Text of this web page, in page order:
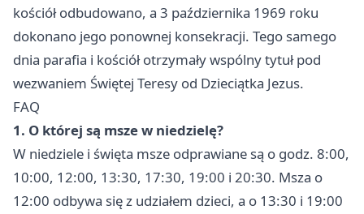
kościół odbudowano, a 3 października 1969 roku
dokonano jego ponownej konsekracji. Tego samego
dnia parafia i kościół otrzymały wspólny tytuł pod
wezwaniem Świętej Teresy od Dzieciątka Jezus.
FAQ
1. O której są msze w niedzielę?
W niedziele i święta msze odprawiane są o godz. 8:00,
10:00, 12:00, 13:30, 17:30, 19:00 i 20:30. Msza o
12:00 odbywa się z udziałem dzieci, a o 13:30 i 19:00